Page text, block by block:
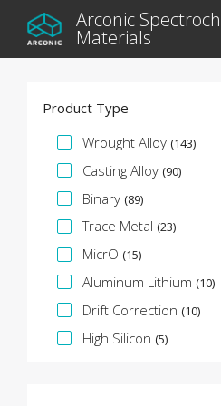
Arconic
Materials
Product Type
Faceta de
Wrought Alloy (143)
Casting Alloy (90)
Binary (89)
Trace Metal (23)
MicrO (15)
Aluminum Lithium (10)
Drift Correction (10)
High Silicon (5)